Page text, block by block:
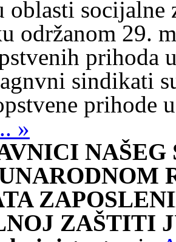
oblasti socijalne
održanom 29.
prihoda
sindikati
prihode
»
ZAŠTITI